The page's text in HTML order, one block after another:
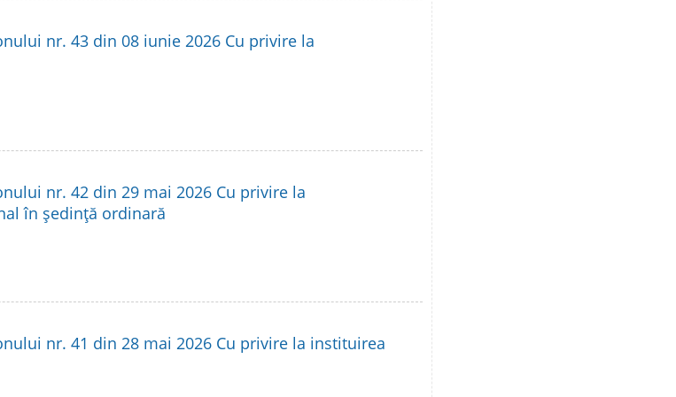
nr. 43 din 08 iunie 2026 Cu privire la
nr. 42 din 29 mai 2026 Cu privire la
în şedinţă ordinară
nr. 41 din 28 mai 2026 Cu privire la instituirea